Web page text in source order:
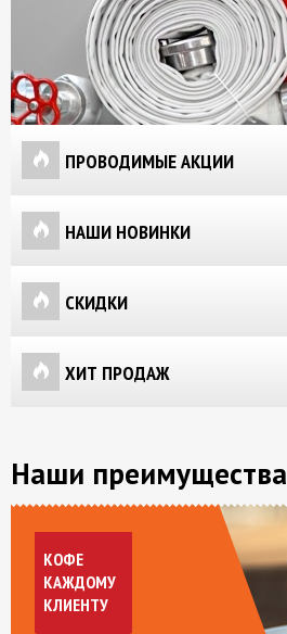
ПРОВОДИМЫЕ АКЦИИ
НАШИ НОВИНКИ
СКИДКИ
ХИТ ПРОДАЖ
Наши преимущества
КОФЕ
КАЖДОМУ
КЛИЕНТУ